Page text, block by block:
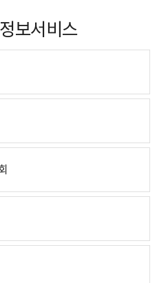
보서비스